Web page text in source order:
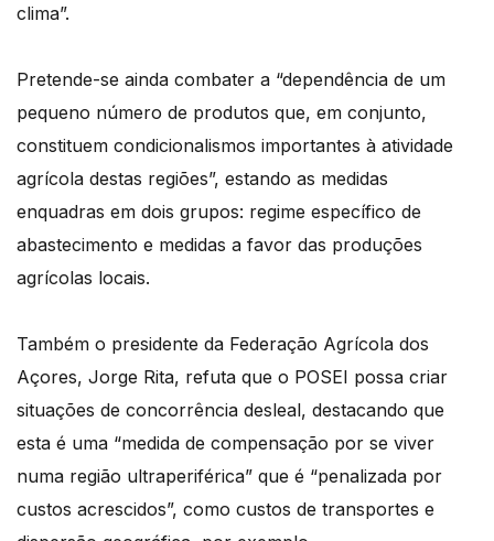
clima”.
Pretende-se ainda combater a “dependência de um
pequeno número de produtos que, em conjunto,
constituem condicionalismos importantes à atividade
agrícola destas regiões”, estando as medidas
enquadras em dois grupos: regime específico de
abastecimento e medidas a favor das produções
agrícolas locais.
Também o presidente da Federação Agrícola dos
Açores, Jorge Rita, refuta que o POSEI possa criar
situações de concorrência desleal, destacando que
esta é uma “medida de compensação por se viver
numa região ultraperiférica” que é “penalizada por
custos acrescidos”, como custos de transportes e